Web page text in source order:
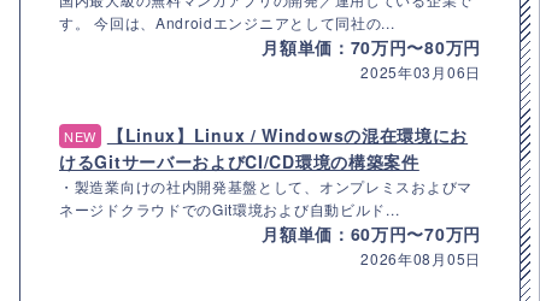
す。 今回は、Androidエンジニアとして同社の...
月額単価：70万円〜80万円
2025年03月06日
NEW
【Linux】Linux / Windowsの混在環境にお
けるGitサーバーおよびCI/CD環境の構築案件
・製造業向けの社内開発基盤として、オンプレミスおよびマ
ネージドクラウドでのGit環境および自動ビルド...
月額単価：60万円〜70万円
2026年08月05日